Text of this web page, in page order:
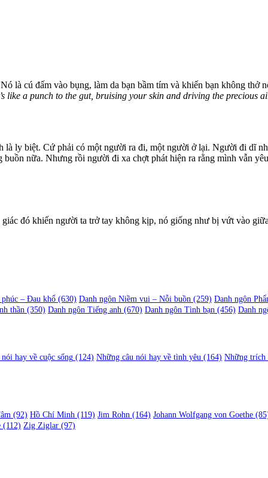
là cú đấm vào bụng, làm da bạn bầm tím và khiến bạn không thở
like a punch to the gut, bruising your skin and driving the precious
ly biệt. Cứ phải có một người ra đi, một người ở lại. Người đi dĩ
nữa. Nhưng rồi người đi xa chợt phát hiện ra rằng mình vẫn
đó khiến người ta trở tay không kịp, nó giống như bị vứt vào
phúc – Đau khổ (630) Danh ngôn Niềm vui – Nỗi buồn (259) Danh ngôn
thần (350) Danh ngôn Tiếng anh (670) Danh ngôn Tình bạn (456) Danh
hay về cuộc sống (124) Những câu nói hay về tình yêu (164) Những trích
(92) Hồ Chí Minh (119) Jim Rohn (164) Johann Wolfgang von Goethe
(112) Zig Ziglar (97)